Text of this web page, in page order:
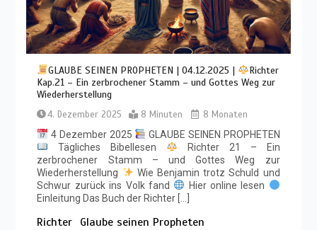
GLAUBE SEINEN PROPHETEN | 04.12.2025 |
Richter
Kap.21 – Ein zerbrochener Stamm – und Gottes Weg zur
Wiederherstellung
4. Dezember 2025 8 Minuten
8 Monaten
4 Dezember 2025
GLAUBE SEINEN PROPHETEN
Tägliches Bibellesen
Richter 21 – Ein
zerbrochener Stamm – und Gottes Weg zur
Wiederherstellung
Wie Benjamin trotz Schuld und
Schwur zurück ins Volk fand
Hier online lesen
Einleitung Das Buch der Richter […]
Richter Glaube seinen Propheten